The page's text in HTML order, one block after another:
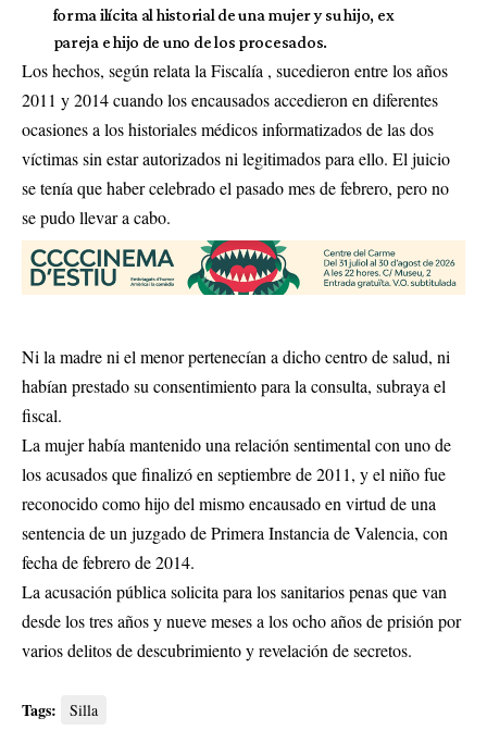
forma ilícita al historial de una mujer y su hijo, ex
pareja e hijo de uno de los procesados.
Los hechos, según relata la Fiscalía , sucedieron entre los años
2011 y 2014 cuando los encausados accedieron en diferentes
ocasiones a los historiales médicos informatizados de las dos
víctimas sin estar autorizados ni legitimados para ello. El juicio
se tenía que haber celebrado el pasado mes de febrero, pero no
se pudo llevar a cabo.
Ni la madre ni el menor pertenecían a dicho centro de salud, ni
habían prestado su consentimiento para la consulta, subraya el
fiscal.
La mujer había mantenido una relación sentimental con uno de
los acusados que finalizó en septiembre de 2011, y el niño fue
reconocido como hijo del mismo encausado en virtud de una
sentencia de un juzgado de Primera Instancia de Valencia, con
fecha de febrero de 2014.
La acusación pública solicita para los sanitarios penas que van
desde los tres años y nueve meses a los ocho años de prisión por
varios delitos de descubrimiento y revelación de secretos.
Tags: Silla